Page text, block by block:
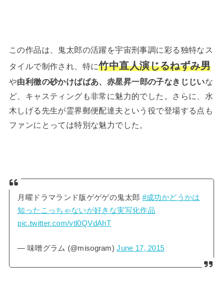
この作品は、鬼太郎の活躍を宇宙刑事調に彩る独特なス
タイルで制作され、特に竹中直人演じるねずみ男
や由利徹の砂かけばばあ、赤星昇一郎の子なきじじいな
ど、キャスティングも非常に魅力的でした。さらに、水
木しげる先生が霊界郵便配達夫という役で登場する点も
ファンにとっては特別な魅力でした。
月曜ドラマランド版ゲゲゲの鬼太郎 #成功かどうかは
知ったこっちゃないが好きな実写化作品
pic.twitter.com/vtl0QVdAhT
— 味噌グラム (@misogram)June 17, 2015